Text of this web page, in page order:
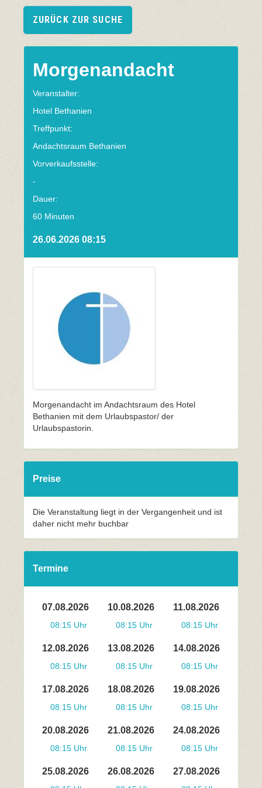
ZURÜCK ZUR SUCHE
Morgenandacht
Veranstalter:
Hotel Bethanien
Treffpunkt:
Andachtsraum Bethanien
Vorverkaufsstelle:
-
Dauer:
60 Minuten
26.06.2026 08:15
Morgenandacht im Andachtsraum des Hotel
Bethanien mit dem Urlaubspastor/ der
Urlaubspastorin.
Preise
Die Veranstaltung liegt in der Vergangenheit und ist
daher nicht mehr buchbar
Termine
07.08.2026
08:15 Uhr
10.08.2026
08:15 Uhr
11.08.2026
08:15 Uhr
12.08.2026
08:15 Uhr
13.08.2026
08:15 Uhr
14.08.2026
08:15 Uhr
17.08.2026
08:15 Uhr
18.08.2026
08:15 Uhr
19.08.2026
08:15 Uhr
20.08.2026
08:15 Uhr
21.08.2026
08:15 Uhr
24.08.2026
08:15 Uhr
25.08.2026 26.08.2026 27.08.2026